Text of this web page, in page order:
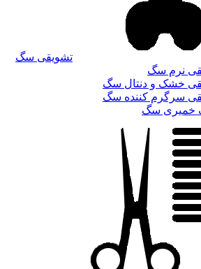
تشویقی سگ
نرم سگ
خشک و دنتال سگ
سرگرم کننده سگ
خمیری سگ